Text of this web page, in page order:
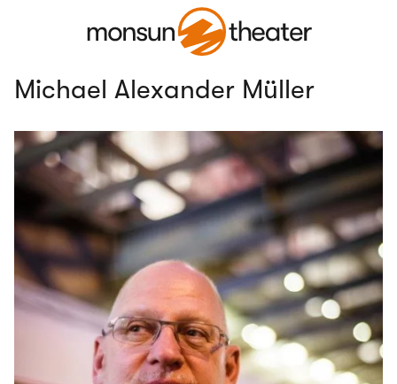
Michael Alexander Müller